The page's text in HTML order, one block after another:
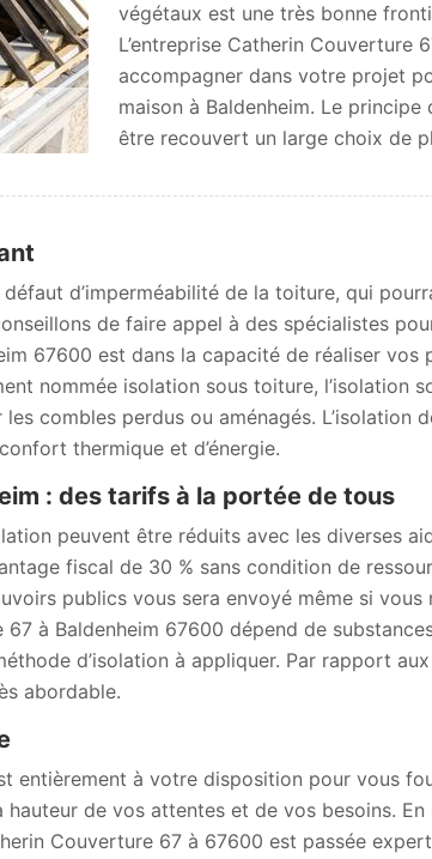
végétaux est une très bonne
L’entreprise Catherin Couverture
accompagner dans votre projet
maison à Baldenheim. Le
être recouvert un large choix de
d’imperméabilité de la toiture, qui
de faire appel à des spécialistes
67600 est dans la capacité de réaliser vos
nommée isolation sous toiture, l’isolation
combles perdus ou aménagés. L’isolation
thermique et d’énergie.
: des tarifs à la portée de tous
peuvent être réduits avec les diverses
fiscal de 30 % sans condition de
publics vous sera envoyé même si vous
à Baldenheim 67600 dépend de
d’isolation à appliquer. Par rapport
abordable.
entièrement à votre disposition pour vous
de vos attentes et de vos besoins.
Couverture 67 à 67600 est passée